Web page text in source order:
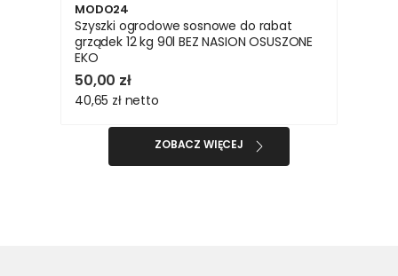
MODO24
Szyszki ogrodowe sosnowe do rabat
grządek 12 kg 90l BEZ NASION OSUSZONE
EKO
50,00 zł
40,65 zł netto
ZOBACZ WIĘCEJ